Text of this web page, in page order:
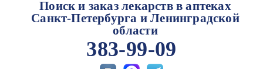
Поиск и заказ лекарств в аптеках
Санкт-Петербурга и Ленинградской
области
383-99-09